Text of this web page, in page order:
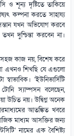
শূন্য দৃষ্টিতে তাকিয়ে
কল্পনা করতে সাহায্য
যখন অভিযোগ করবে
দুশ্চিন্তা করবেন না।
কাজ নয়, বিশেষ করে
এখনও শিখছি যে এগুলো
‘ইউনিভার্সিটি
স্যাম্পসন বলেছেন,
উচিত নয়। উদ্বিগ্ন অনেক
আতঙ্কিত খবরে
মাধ্যম আসক্তির জন্য
নামের এক বৈশিষ্ট্য